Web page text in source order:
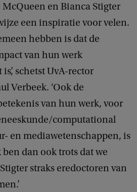
McQueen en Bianca Stigter
een inspiratie voor velen.
hebben is dat de
van hun werk
schetst UvA-rector
Verbeek. ‘Ook de
van hun werk, voor
computational
en mediawetenschappen, is
dan ook trots dat we
straks eredoctoren van